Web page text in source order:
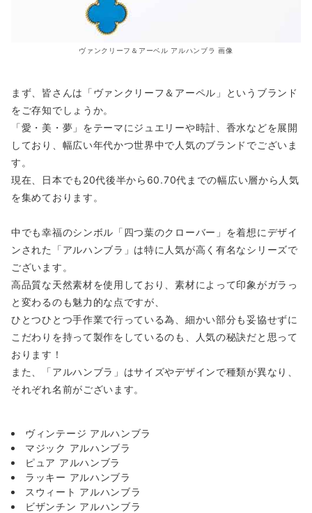
ヴァンクリーフ＆アーベル アルハンブラ 画像
まず、皆さんは「ヴァンクリーフ＆アーペル」というブランド
をご存知でしょうか。
「愛・美・夢」をテーマにジュエリーや時計、香水などを展開
しており、幅広い年代かつ世界中で人気のブランドでございま
す。
現在、日本でも20代後半から60.70代までの幅広い層から人気
を集めております。
中でも幸福のシンボル「四つ葉のクローバー」を着想にデザイ
ンされた「アルハンブラ」は特に人気が高く有名なシリーズで
ございます。
高品質な天然素材を使用しており、素材によって印象がガラっ
と変わるのも魅力的な点ですが、
ひとつひとつ手作業で行っている為、細かい部分も妥協せずに
こだわりを持って製作をしているのも、人気の秘訣だと思って
おります！
また、「アルハンブラ」はサイズやデザインで種類が異なり、
それぞれ名前がございます。
ヴィンテージ アルハンブラ
マジック アルハンブラ
ピュア アルハンブラ
ラッキー アルハンブラ
スウィート アルハンブラ
ビザンチン アルハンブラ